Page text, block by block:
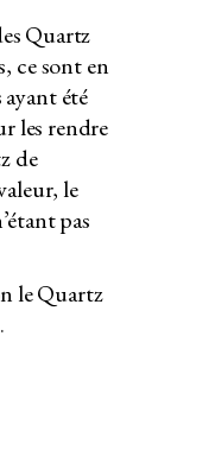
Quartz
ce sont en
été
les rendre
de
le
pas
le Quartz